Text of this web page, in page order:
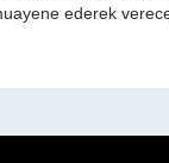
ederek